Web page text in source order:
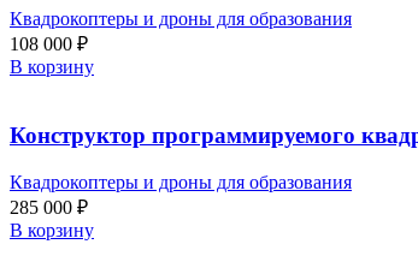
Квадрокоптеры и дроны для образования
108 000 ₽
В корзину
Конструктор программируемого
Квадрокоптеры и дроны для образования
285 000 ₽
В корзину